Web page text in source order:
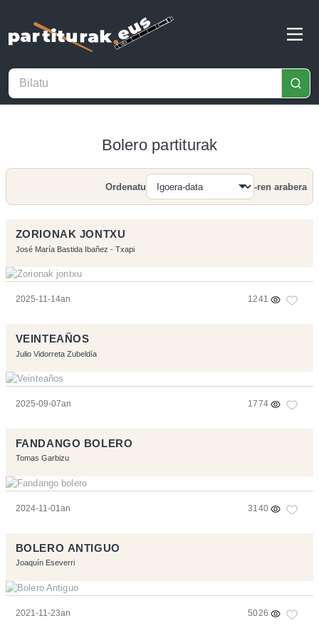
Bolero partiturak
Bilatu
Ordenatu -ren arabera
ZORIONAK JONTXU
José María Bastida Ibañez - Txapi
2025-11-14an 1241
VEINTEAÑOS
Julio Vidorreta Zubeldía
2025-09-07an 1774
FANDANGO BOLERO
Tomas Garbizu
2024-11-01an 3140
BOLERO ANTIGUO
Joaquín Eseverri
2021-11-23an 5026